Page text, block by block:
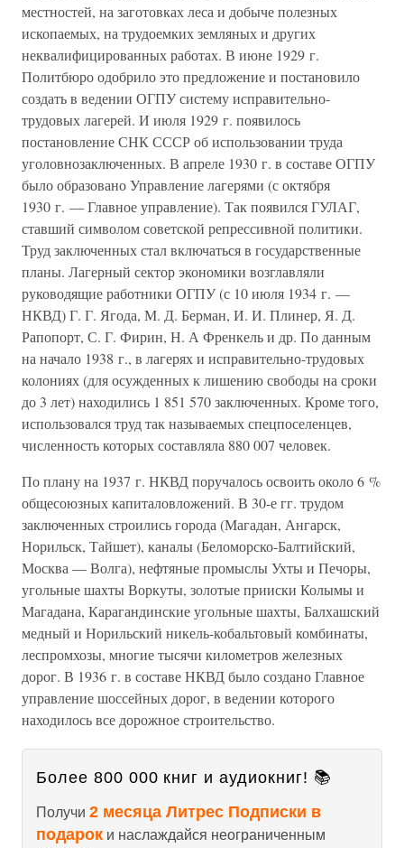
местностей, на заготовках леса и добыче полезных
ископаемых, на трудоемких земляных и других
неквалифицированных работах. В июне 1929 г.
Политбюро одобрило это предложение и постановило
создать в ведении ОГПУ систему исправительно-
трудовых лагерей. И июля 1929 г. появилось
постановление СНК СССР об использовании труда
уголовнозаключенных. В апреле 1930 г. в составе ОГПУ
было образовано Управление лагерями (с октября
1930 г. — Главное управление). Так появился ГУЛАГ,
ставший символом советской репрессивной политики.
Труд заключенных стал включаться в государственные
планы. Лагерный сектор экономики возглавляли
руководящие работники ОГПУ (с 10 июля 1934 г. —
НКВД) Г. Г. Ягода, М. Д. Берман, И. И. Плинер, Я. Д.
Рапопорт, С. Г. Фирин, Н. А Френкель и др. По данным
на начало 1938 г., в лагерях и исправительно-трудовых
колониях (для осужденных к лишению свободы на сроки
до 3 лет) находились 1 851 570 заключенных. Кроме того,
использовался труд так называемых спецпоселенцев,
численность которых составляла 880 007 человек.
По плану на 1937 г. НКВД поручалось освоить около 6 %
общесоюзных капиталовложений. В 30-е гг. трудом
заключенных строились города (Магадан, Ангарск,
Норильск, Тайшет), каналы (Беломорско-Балтийский,
Москва — Волга), нефтяные промыслы Ухты и Печоры,
угольные шахты Воркуты, золотые прииски Колымы и
Магадана, Карагандинские угольные шахты, Балхашский
медный и Норильский никель-кобальтовый комбинаты,
леспромхозы, многие тысячи километров железных
дорог. В 1936 г. в составе НКВД было создано Главное
управление шоссейных дорог, в ведении которого
находилось все дорожное строительство.
Более 800 000 книг и аудиокниг! 📚
Получи 2 месяца Литрес Подписки в
подарок и наслаждайся неограниченным